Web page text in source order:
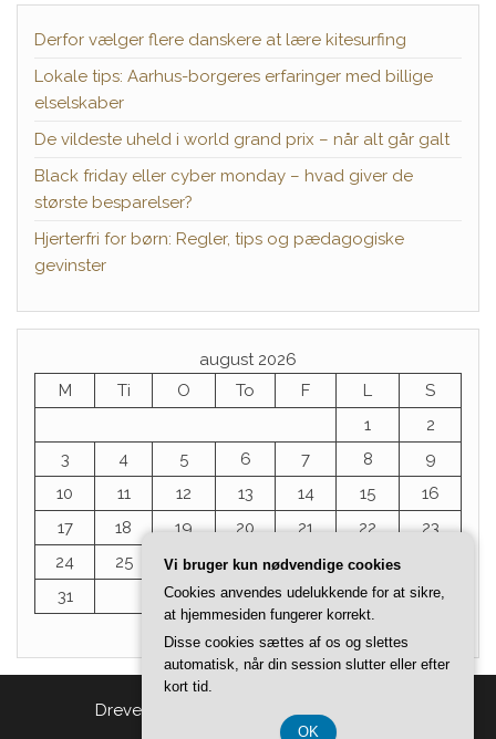
Derfor vælger flere danskere at lære kitesurfing
Lokale tips: Aarhus-borgeres erfaringer med billige
elselskaber
De vildeste uheld i world grand prix – når alt går galt
Black friday eller cyber monday – hvad giver de
største besparelser?
Hjerterfri for børn: Regler, tips og pædagogiske
gevinster
august 2026
M
Ti O To F L
S
1
2
3
4 5 6 7 8
9
10
11 12 13 14 15
16
17
18 19 20 21 22
23
24
25 26 27 28 29
31
Drevet af Tema:Head Blog
Vi bruger kun nødvendige cookies
Cookies anvendes udelukkende for at sikre,
at hjemmesiden fungerer korrekt.
Disse cookies sættes af os og slettes
automatisk, når din session slutter eller efter
kort tid.
OK